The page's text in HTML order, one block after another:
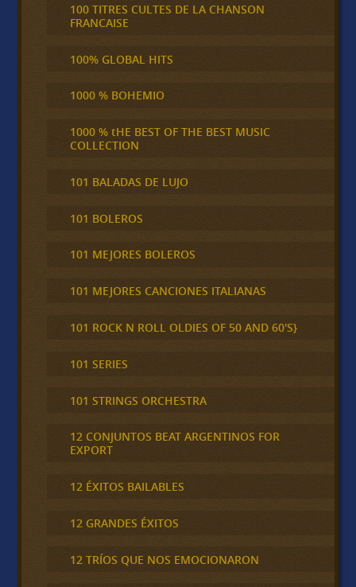
100 TITRES CULTES DE LA CHANSON
FRANCAISE
100% GLOBAL HITS
1000 % BOHEMIO
1000 % tHE BEST OF THE BEST MUSIC
COLLECTION
101 BALADAS DE LUJO
101 BOLEROS
101 MEJORES BOLEROS
101 MEJORES CANCIONES ITALIANAS
101 ROCK N ROLL OLDIES OF 50 AND 60'S}
101 SERIES
101 STRINGS ORCHESTRA
12 CONJUNTOS BEAT ARGENTINOS FOR
EXPORT
12 ÉXITOS BAILABLES
12 GRANDES ÉXITOS
12 TRÍOS QUE NOS EMOCIONARON